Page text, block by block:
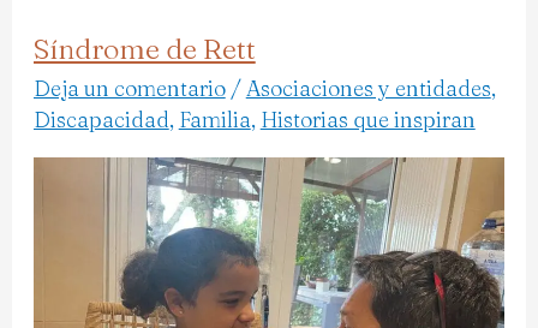
Síndrome de Rett
Deja un comentario /Asociaciones y entidades,
Discapacidad, Familia, Historias que inspiran
Síndrome
de
Rett